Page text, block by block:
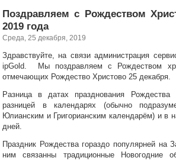
Поздравляем с Рождеством
2019 года
Среда, 25 декабря, 2019
Здравствуйте, на связи администрация
ipGold. Мы поздравляем с Рождеством
отмечающих Рождество Христово 25 декабря.
Разница в датах празднования Рождества
разницей в календарях (обычно
Юлианским и Григорианским календарём) и в
дней.
Праздник Рождества гораздо популярней
ним связанны традиционные Новогодние